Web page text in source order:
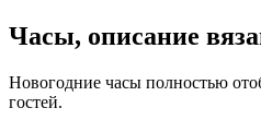
Часы, описание
Новогодние часы полностью
гостей.